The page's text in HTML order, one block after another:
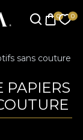
sans couture
PAPIERS